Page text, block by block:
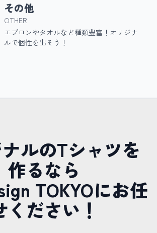
その他
OTHER
エプロンやタオルなど種類豊富！オリジナ
ルで個性を出そう！
ルのTシャツを
作るなら
TOKYOにお任
ください！